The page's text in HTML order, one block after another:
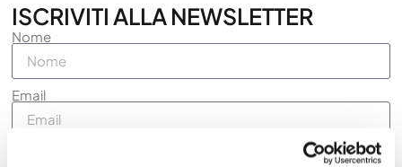
ISCRIVITI ALLA NEWSLETTER
Nome
Email